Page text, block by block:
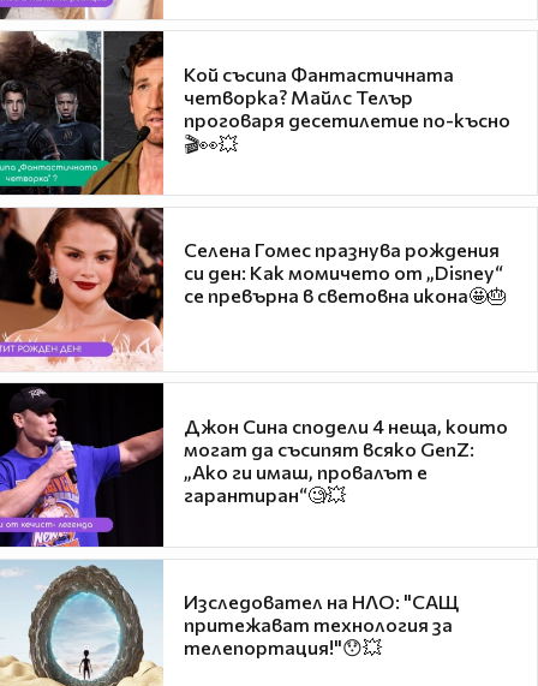
Кой съсипа Фантастичната
четворка? Майлс Телър
проговаря десетилетие по-късно
🎬👀💥
Селена Гомес празнува рождения
си ден: Как момичето от „Disney“
се превърна в световна икона🤩🎂
Джон Сина сподели 4 неща, които
могат да съсипят всяко GenZ:
„Ако ги имаш, провалът е
гарантиран“🧐💥
Изследовател на НЛО: "САЩ
притежават технология за
телепортация!"😯💥